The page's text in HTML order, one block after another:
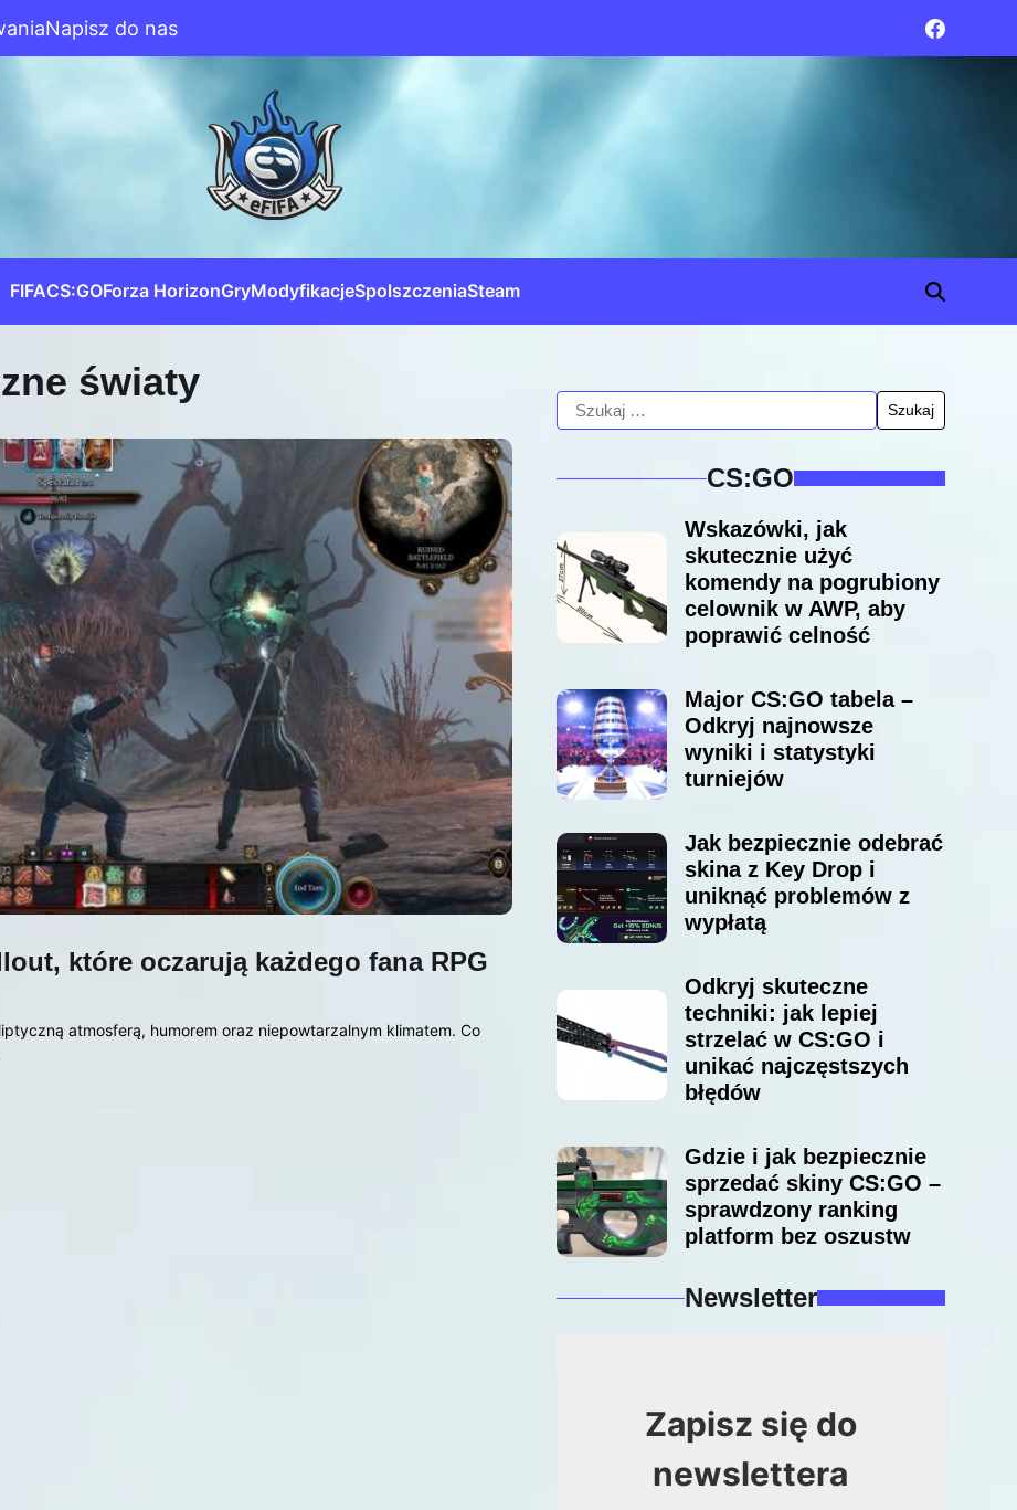
Napisz do nas
FIFACS:GOForza HorizonGryModyfikacjeSpolszczeniaSteam
światy
które oczarują każdego fana RPG
atmosferą, humorem oraz niepowtarzalnym klimatem. Co
CS:GO
Wskazówki, jak
skutecznie użyć
komendy na pogrubiony
celownik w AWP, aby
poprawić celność
Major CS:GO tabela –
Odkryj najnowsze
wyniki i statystyki
turniejów
Jak bezpiecznie odebrać
skina z Key Drop i
uniknąć problemów z
wypłatą
Odkryj skuteczne
techniki: jak lepiej
strzelać w CS:GO i
unikać najczęstszych
błędów
Gdzie i jak bezpiecznie
sprzedać skiny CS:GO –
sprawdzony ranking
platform bez oszustw
Newsletter
Zapisz się do
newslettera